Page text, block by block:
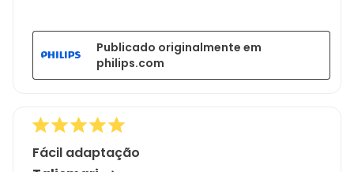
Publicado originalmente em
philips.com
Fácil adaptação